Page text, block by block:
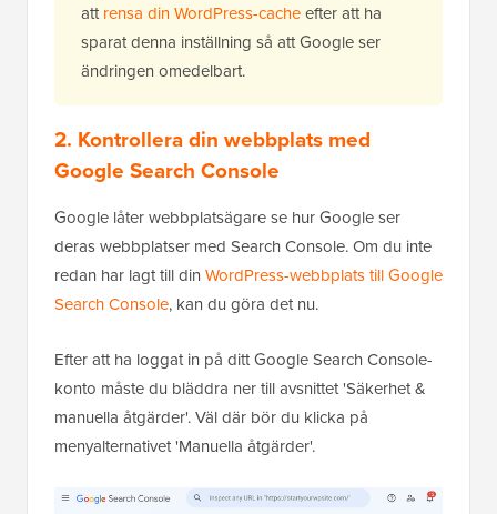
attrensa din WordPress-cacheefter att ha
sparat denna inställning så att Google ser
ändringen omedelbart.
2. Kontrollera din webbplats med
Google Search Console
Google låter webbplatsägare se hur Google ser
deras webbplatser med Search Console. Om du inte
redan har lagt till din WordPress-webbplats till Google
Search Console, kan du göra det nu.
Efter att ha loggat in på ditt Google Search Console-
konto måste du bläddra ner till avsnittet 'Säkerhet &
manuella åtgärder'. Väl där bör du klicka på
menyalternativet 'Manuella åtgärder'.